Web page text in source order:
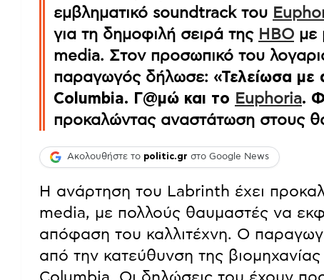
εμβληματικό soundtrack του
για τη δημοφιλή σειρά της HBO με
media. Στον προσωπικό του
παραγωγός δήλωσε: «Τελείωσα με
Columbia. Γ@μώ και το Euphoria.
προκαλώντας αναστάτωση στους
Ακολουθήστε το politic.gr στο Google News
Η ανάρτηση του Labrinth έχει
media, με πολλούς θαυμαστές να
απόφαση του καλλιτέχνη. Ο
από την κατεύθυνση της βιομηχανίας
Columbia. Οι δηλώσεις του έχουν